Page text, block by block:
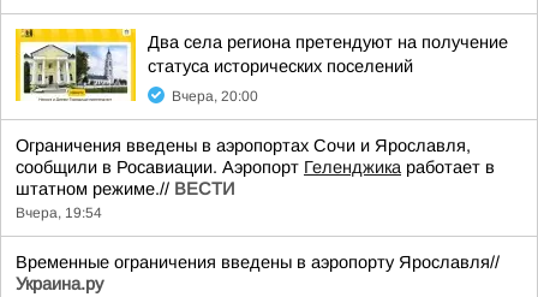
Два села региона претендуют на получение
статуса исторических поселений
Вчера, 20:00
Ограничения введены в аэропортах Сочи и Ярославля,
сообщили в Росавиации. Аэропорт Геленджика работает в
штатном режиме.// ВЕСТИ
Вчера, 19:54
Временные ограничения введены в аэропорту Ярославля//
Украина.ру